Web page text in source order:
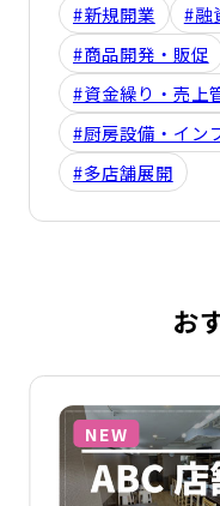
#新規開業 #融
#商品開発・販促
#資金繰り・売上
#厨房設備・イン
#多店舗展開
お
細を見る
NEW